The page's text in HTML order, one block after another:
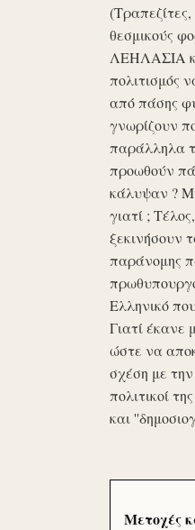
θεσμικούς
ΛΕΗΛΑΣΙΑ
πολιτισμός
από πάσης
γνωρίζουν
παράλληλα
προωθούν
κάλυψαν ?
γιατί ;
ξεκινήσουν
παράνομης
Ελληνικό
Γιατί έκανε
ώστε να
σχέση με
πολιτικοί
και
Μετοχές